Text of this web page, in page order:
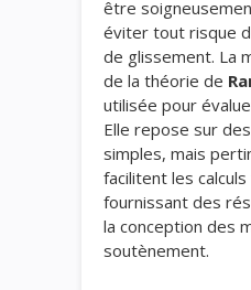
être
éviter tout risque
de glissement. La
de la théorie de
utilisée pour
Elle repose sur
simples, mais
facilitent les
fournissant des
la conception des
soutènement.